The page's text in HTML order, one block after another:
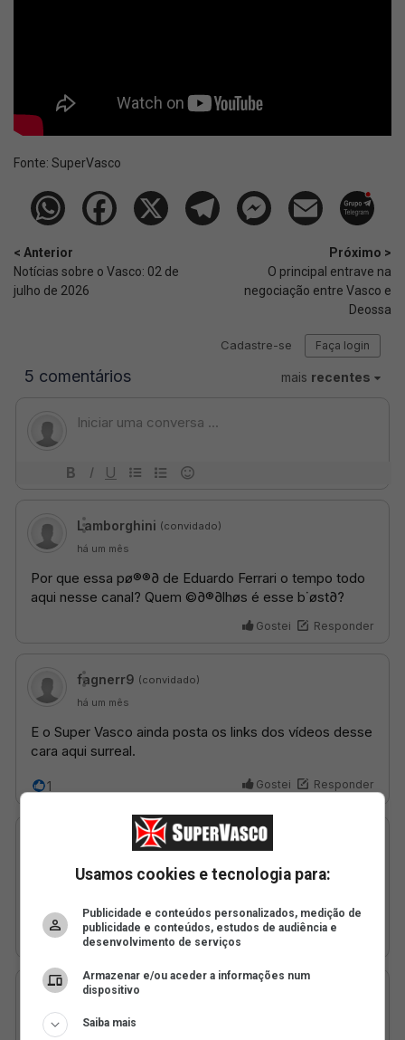
Fonte: SuperVasco‎‎‎‎‎‎
< Anterior
Notícias sobre o Vasco: 02 de
julho de 2026
Próximo >
O principal entrave na
negociação entre Vasco e
Deossa
Usamos cookies e tecnologia para:
Publicidade e conteúdos personalizados, medição de
publicidade e conteúdos, estudos de audiência e
desenvolvimento de serviços
Armazenar e/ou aceder a informações num
dispositivo
Saiba mais